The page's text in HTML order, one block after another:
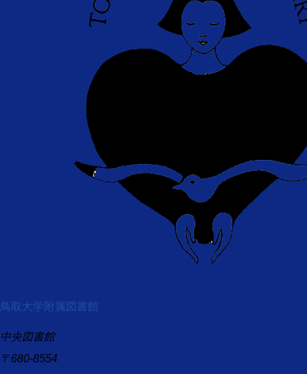
鳥取大学附属図書館
中央図書館
〒680-8554